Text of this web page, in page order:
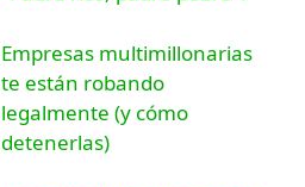
Empresas multimillonarias
te están robando
legalmente (y cómo
detenerlas)